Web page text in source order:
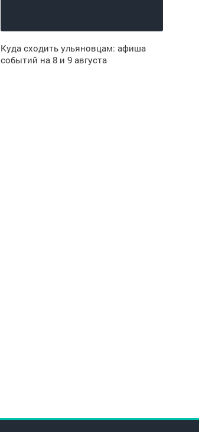
Куда сходить ульяновцам: афиша
событий на 8 и 9 августа